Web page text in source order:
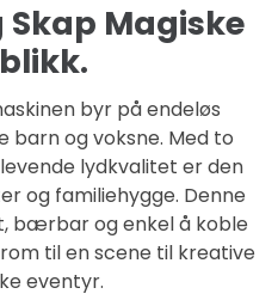
Skap Magiske
byr på endeløs
barn og voksne. Med to
lydkvalitet er den
og familiehygge. Denne
bærbar og enkel å koble
til en scene til kreative
eventyr.